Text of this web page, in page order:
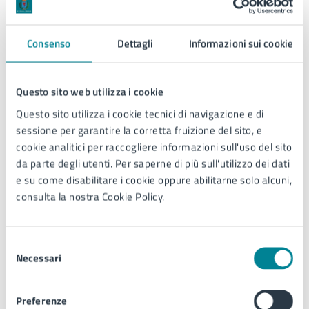
Consenso Dettagli Informazioni sui cookie
Questo sito web utilizza i cookie
Questo sito utilizza i cookie tecnici di navigazione e di
sessione per garantire la corretta fruizione del sito, e
cookie analitici per raccogliere informazioni sull'uso del sito
da parte degli utenti. Per saperne di più sull'utilizzo dei dati
e su come disabilitare i cookie oppure abilitarne solo alcuni,
consulta la nostra Cookie Policy.
delNecessari
Preferenze
Benessere
Martedì
Agosto Manzoni
Venerdì
22 Agosto
Giovedì
21 Agosto Casabianca
Girajesolo
Venerdì
22 Agosto Torino
Girajesolo
Lunedì
25 Agosto Nember
Officine
creattive
Giovedì
Angolo
Bonta' &
benessere